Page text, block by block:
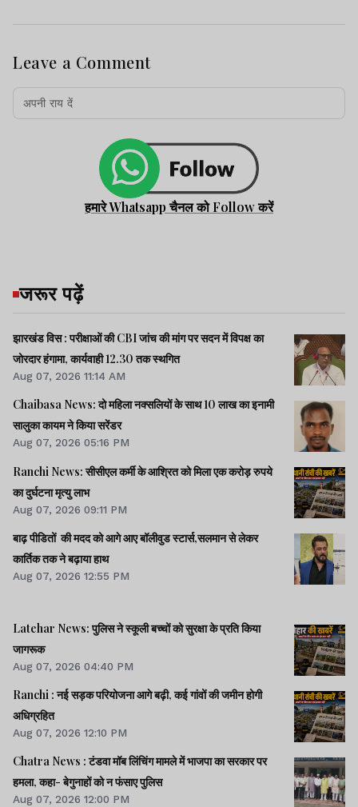
Leave a Comment
हमारे Whatsapp चैनल को Follow करें
जरूर पढ़ें
झारखंड विस : परीक्षाओं की CBI जांच की मांग पर सदन में विपक्ष का
जोरदार हंगामा, कार्यवाही 12.30 तक स्थगित
Aug 07, 2026 11:14 AM
Chaibasa News: दो महिला नक्सलियों के साथ 10 लाख का इनामी
सालुका कायम ने किया सरेंडर
Aug 07, 2026 05:16 PM
Ranchi News: सीसीएल कर्मी के आश्रित को मिला एक करोड़ रुपये
का दुर्घटना मृत्यु लाभ
Aug 07, 2026 09:11 PM
बाढ़ पीडितों की मदद को आगे आए बॉलीवुड स्टार्स,सलमान से लेकर
कार्तिक तक ने बढ़ाया हाथ
Aug 07, 2026 12:55 PM
Latehar News: पुलिस ने स्कूली बच्चों को सुरक्षा के प्रति किया
जागरूक
Aug 07, 2026 04:40 PM
Ranchi : नई सड़क परियोजना आगे बढ़ी, कई गांवों की जमीन होगी
अधिग्रहित
Aug 07, 2026 12:10 PM
Chatra News : टंडवा मॉब लिंचिंग मामले में भाजपा का सरकार पर
हमला, कहा- बेगुनाहों को न फंसाए पुलिस
Aug 07, 2026 12:00 PM